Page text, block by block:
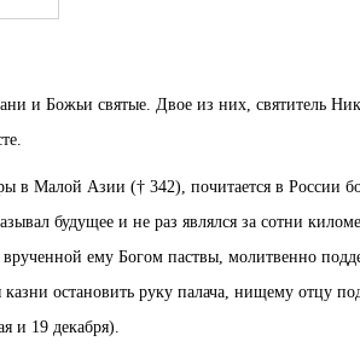
и Божьи святые. Двое из них, святитель
в Малой Азии († 342), почитается в России
будущее и не раз являлся за сотни
ему Богом паствы, молитвенно
остановить руку палача, нищему отцу
и 19 декабря).